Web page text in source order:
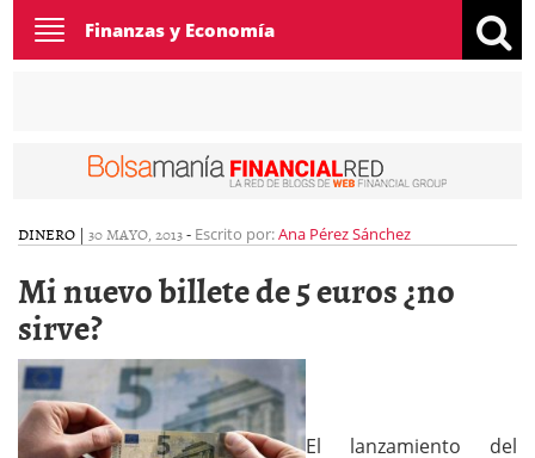
Toggle
navigation
Finanzas y Economía
DINERO | 30 MAYO, 2013- Escrito por:Ana Pérez Sánchez
Mi nuevo billete de 5 euros ¿no
sirve?
El lanzamiento del